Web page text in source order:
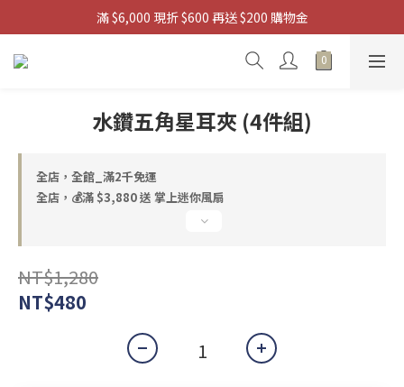
滿 $3880 送 掌上迷你風扇
滿 $6,000 現折 $600 再送 $200 購物金
滿 $9,880 送 浩肯包四輪購物袋
水鑽五角星耳夾 (4件組)
全店，全館_滿2千免運
全店，💰滿 $3,880 送 掌上迷你風扇
NT$1,280
NT$480